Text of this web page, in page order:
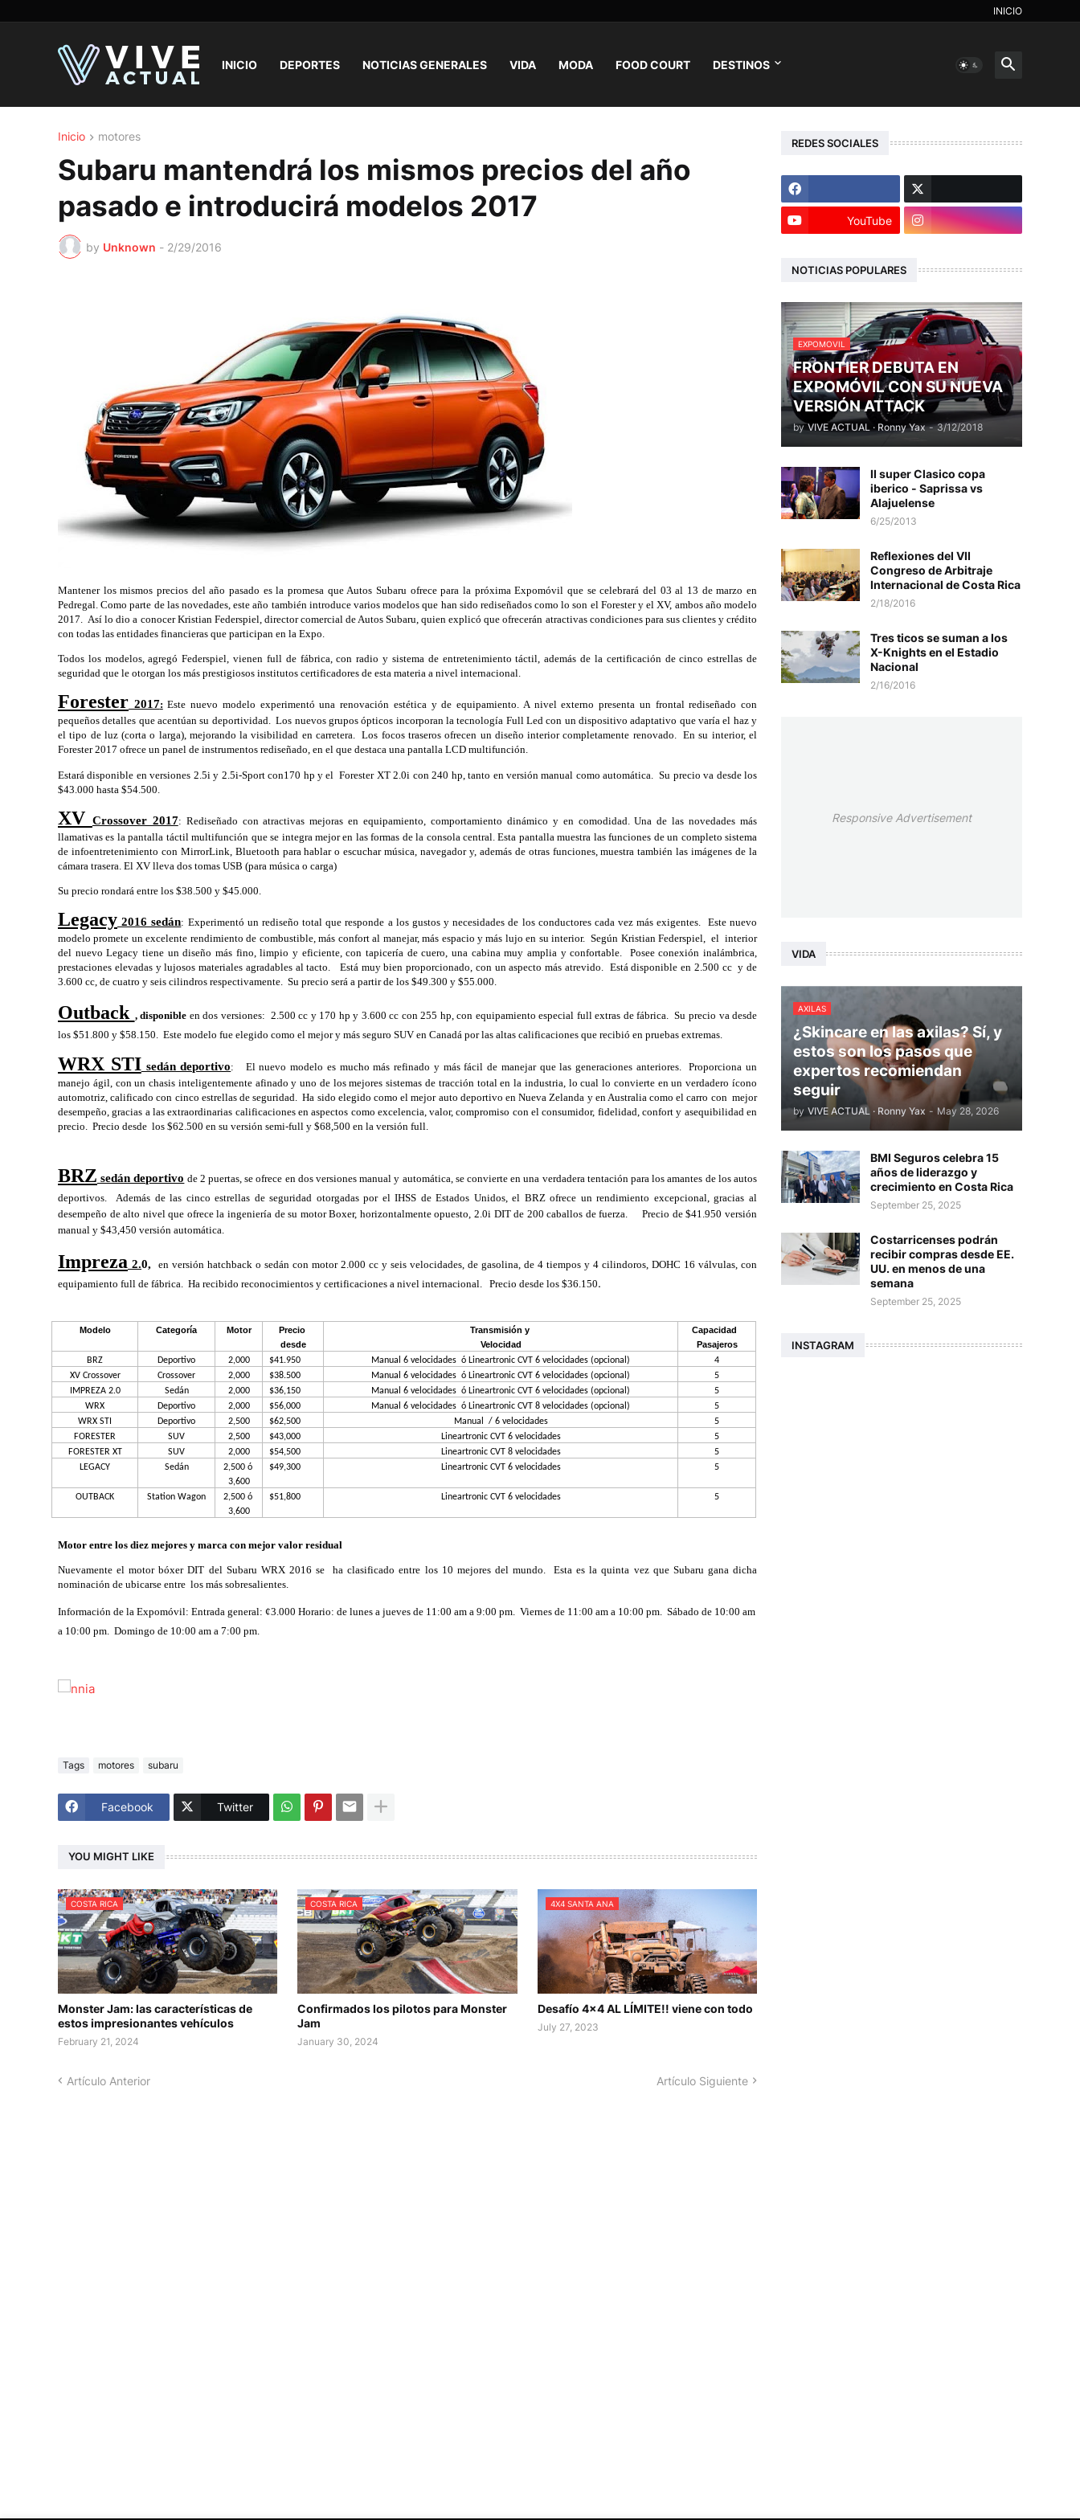
INICIO
INICIO DEPORTES NOTICIAS GENERALES VIDA MODA FOOD COURT DESTINOS
Inicio motores
Subaru mantendrá los mismos precios del año
pasado e introducirá modelos 2017
by Unknown - 2/29/2016
Mantener los mismos precios del año pasado es la promesa que Autos Subaru ofrece para la próxima Expomóvil que se celebrará del 03 al 13 de marzo en
Pedregal. Como parte de las novedades, este año también introduce varios modelos que han sido rediseñados como lo son el Forester y el XV, ambos año modelo
2017.  Así lo dio a conocer Kristian Federspiel, director comercial de Autos Subaru, quien explicó que ofrecerán atractivas condiciones para sus clientes y crédito
con todas las entidades financieras que participan en la Expo.
Todos los modelos, agregó Federspiel, vienen full de fábrica, con radio y sistema de entretenimiento táctil, además de la certificación de cinco estrellas de
seguridad que le otorgan los más prestigiosos institutos certificadores de esta materia a nivel internacional.
Forester 2017: Este nuevo modelo experimentó una renovación estética y de equipamiento. A nivel externo presenta un frontal rediseñado con
pequeños detalles que acentúan su deportividad.  Los nuevos grupos ópticos incorporan la tecnología Full Led con un dispositivo adaptativo que varía el haz y
el tipo de luz (corta o larga), mejorando la visibilidad en carretera.  Los focos traseros ofrecen un diseño interior completamente renovado.  En su interior, el
Forester 2017 ofrece un panel de instrumentos rediseñado, en el que destaca una pantalla LCD multifunción.
Estará disponible en versiones 2.5i y 2.5i-Sport con170 hp y el  Forester XT 2.0i con 240 hp, tanto en versión manual como automática.  Su precio va desde los
$43.000 hasta $54.500.
XV Crossover 2017: Rediseñado con atractivas mejoras en equipamiento, comportamiento dinámico y en comodidad. Una de las novedades más
llamativas es la pantalla táctil multifunción que se integra mejor en las formas de la consola central. Esta pantalla muestra las funciones de un completo sistema
de infoentretenimiento con MirrorLink, Bluetooth para hablar o escuchar música, navegador y, además de otras funciones, muestra también las imágenes de la
cámara trasera. El XV lleva dos tomas USB (para música o carga)
Su precio rondará entre los $38.500 y $45.000.
Legacy 2016 sedán: Experimentó un rediseño total que responde a los gustos y necesidades de los conductores cada vez más exigentes.  Este nuevo
modelo promete un excelente rendimiento de combustible, más confort al manejar, más espacio y más lujo en su interior.  Según Kristian Federspiel,  el  interior
del nuevo Legacy tiene un diseño más fino, limpio y eficiente, con tapicería de cuero, una cabina muy amplia y confortable.  Posee conexión inalámbrica,
prestaciones elevadas y lujosos materiales agradables al tacto.   Está muy bien proporcionado, con un aspecto más atrevido.  Está disponible en 2.500 cc  y de
3.600 cc, de cuatro y seis cilindros respectivamente.  Su precio será a partir de los $49.300 y $55.000.
Outback , disponible en dos versiones:  2.500 cc y 170 hp y 3.600 cc con 255 hp, con equipamiento especial full extras de fábrica.  Su precio va desde
los $51.800 y $58.150.  Este modelo fue elegido como el mejor y más seguro SUV en Canadá por las altas calificaciones que recibió en pruebas extremas.
WRX STI sedán deportivo:   El nuevo modelo es mucho más refinado y más fácil de manejar que las generaciones anteriores.  Proporciona un
manejo ágil, con un chasis inteligentemente afinado y uno de los mejores sistemas de tracción total en la industria, lo cual lo convierte en un verdadero ícono
automotriz, calificado con cinco estrellas de seguridad.  Ha sido elegido como el mejor auto deportivo en Nueva Zelanda y en Australia como el carro con  mejor
desempeño, gracias a las extraordinarias calificaciones en aspectos como excelencia, valor, compromiso con el consumidor, fidelidad, confort y asequibilidad en
precio.  Precio desde  los $62.500 en su versión semi-full y $68,500 en la versión full.
BRZ sedán deportivo de 2 puertas, se ofrece en dos versiones manual y automática, se convierte en una verdadera tentación para los amantes de los autos
deportivos.  Además de las cinco estrellas de seguridad otorgadas por el IHSS de Estados Unidos, el BRZ ofrece un rendimiento excepcional, gracias al
desempeño de alto nivel que ofrece la ingeniería de su motor Boxer, horizontalmente opuesto, 2.0i DIT de 200 caballos de fuerza.     Precio de $41.950 versión
manual y $43,450 versión automática.
Impreza 2.0,
en versión hatchback o sedán con motor 2.000 cc y seis velocidades, de gasolina, de 4 tiempos y 4 cilindoros, DOHC 16 válvulas, con
equipamiento full de fábrica.  Ha recibido reconocimientos y certificaciones a nivel internacional.   Precio desde los $36.150.
Modelo Categoría Motor
Precio
desde
Transmisión y
Velocidad
Capacidad
Pasajeros
BRZ
Deportivo 2,000 $41.950 Manual 6 velocidades  ó Lineartronic CVT 6 velocidades (opcional)
4
XV Crossover
Crossover 2,000 $38.500 Manual 6 velocidades  ó Lineartronic CVT 6 velocidades (opcional)
5
IMPREZA 2.0
Sedán 2,000 $36,150 Manual 6 velocidades  ó Lineartronic CVT 6 velocidades (opcional)
5
WRX
Deportivo 2,000 $56,000 Manual 6 velocidades  ó Lineartronic CVT 8 velocidades (opcional)
5
WRX STI
Deportivo 2,500 $62,500 Manual  / 6 velocidades
5
FORESTER
SUV 2,500 $43,000 Lineartronic CVT 6 velocidades
5
FORESTER XT
SUV 2,000 $54,500 Lineartronic CVT 8 velocidades
5
LEGACY
Sedán
2,500 ó
3,600
$49,300 Lineartronic CVT 6 velocidades 5
OUTBACK Station Wagon
2,500 ó
3,600
$51,800 Lineartronic CVT 6 velocidades 5
Motor entre los diez mejores y marca con mejor valor residual
Nuevamente el motor bóxer DIT del Subaru WRX 2016 se  ha clasificado entre los 10 mejores del mundo.  Esta es la quinta vez que Subaru gana dicha
nominación de ubicarse entre  los más sobresalientes.
Información de la Expomóvil: Entrada general: ¢3.000 Horario: de lunes a jueves de 11:00 am a 9:00 pm.  Viernes de 11:00 am a 10:00 pm.  Sábado de 10:00 am
a 10:00 pm.  Domingo de 10:00 am a 7:00 pm.
Tags motores subaru
Facebook Twitter
YOU MIGHT LIKE
COSTA RICA
Monster Jam: las características de
estos impresionantes vehículos
February 21, 2024
COSTA RICA
Confirmados los pilotos para Monster
Jam
January 30, 2024
4X4 SANTA ANA
Desafío 4x4 AL LÍMITE!! viene con todo
July 27, 2023
Artículo Anterior Artículo Siguiente
REDES SOCIALES
YouTube
NOTICIAS POPULARES
EXPOMOVIL
FRONTIER DEBUTA EN
EXPOMÓVIL CON SU NUEVA
VERSIÓN ATTACK
by VIVE ACTUAL · Ronny Yax - 3/12/2018
II super Clasico copa
iberico - Saprissa vs
Alajuelense
6/25/2013
Reflexiones del VII
Congreso de Arbitraje
Internacional de Costa Rica
2/18/2016
Tres ticos se suman a los
X-Knights en el Estadio
Nacional
2/16/2016
Responsive Advertisement
VIDA
AXILAS
¿Skincare en las axilas? Sí, y
estos son los pasos que
expertos recomiendan
seguir
by VIVE ACTUAL · Ronny Yax - May 28, 2026
BMI Seguros celebra 15
años de liderazgo y
crecimiento en Costa Rica
September 25, 2025
Costarricenses podrán
recibir compras desde EE.
UU. en menos de una
semana
September 25, 2025
INSTAGRAM